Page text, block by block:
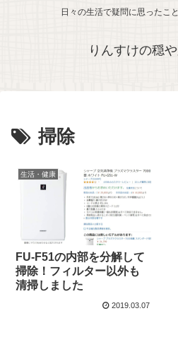
日々の生活で疑問に思ったこ
りんすけの穏
掃除
生活・健康
FU-F51の内部を分解して
掃除！フィルター以外も
清掃しました
2019.03.07